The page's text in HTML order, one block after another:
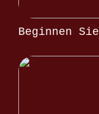
Beginnen